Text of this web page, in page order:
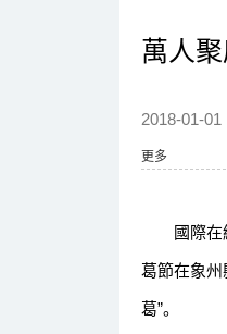
萬人
2018-01-01
更多
國際在線
葛節在象州
葛”。